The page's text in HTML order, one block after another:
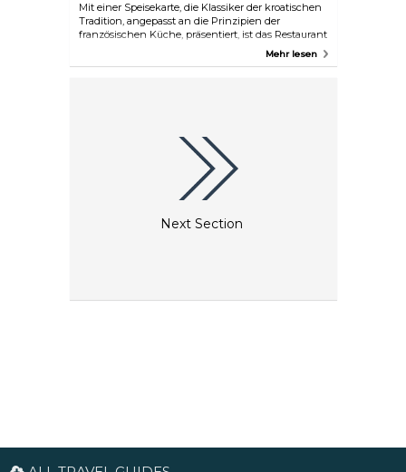
Mit einer Speisekarte, die Klassiker der kroatischen
Tradition, angepasst an die Prinzipien der
französischen Küche, präsentiert, ist das Restaurant
Brasseries 7 ein Favorit der Stadt. Die exquisite
Mehr lesen
Next Section